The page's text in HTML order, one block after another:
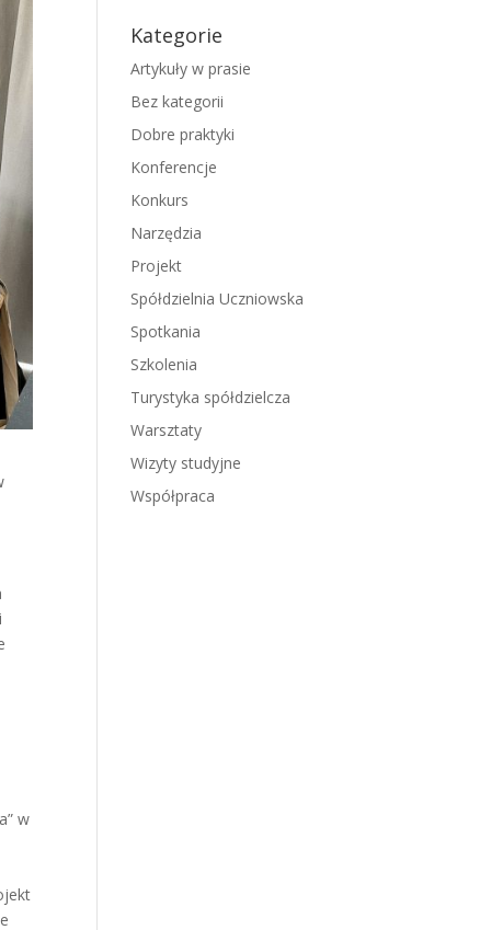
w
Kategorie
Artykuły w prasie
Bez kategorii
Dobre praktyki
Konferencje
Konkurs
Narzędzia
Projekt
Spółdzielnia Uczniowska
Spotkania
Szkolenia
Turystyka spółdzielcza
Warsztaty
Wizyty studyjne
Współpraca